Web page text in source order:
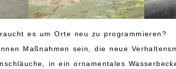
es um Orte neu zu programmieren?
Maßnahmen sein, die neue
in ein ornamentales